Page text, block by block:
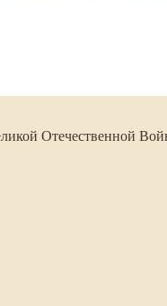
Отечественной